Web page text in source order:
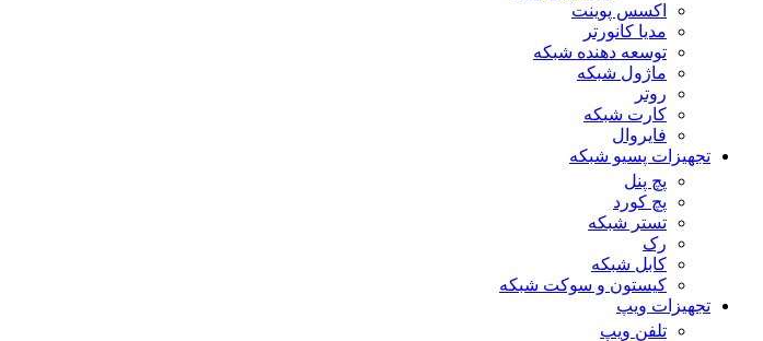
اکسس پوینت
مدیا کانورتر
توسعه دهنده شبکه
ماژول شبکه
روتر
کارت شبکه
فایروال
تجهیزات پسیو شبکه
پچ پنل
پچ کورد
تستر شبکه
رک
کابل شبکه
کیستون و سوکت شبکه
تجهیزات ویپ
تلفن ویپ